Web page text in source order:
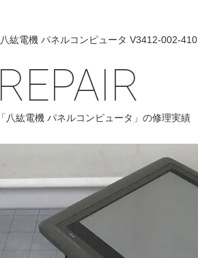
八紘電機 パネルコンピュータ V3412-002-410
REPAIR
「八紘電機 パネルコンピュータ」の修理実績